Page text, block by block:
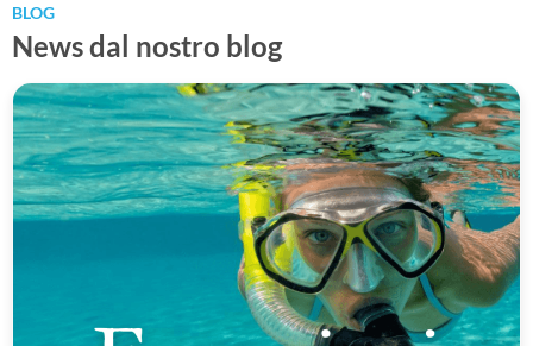
BLOG
News dal nostro blog